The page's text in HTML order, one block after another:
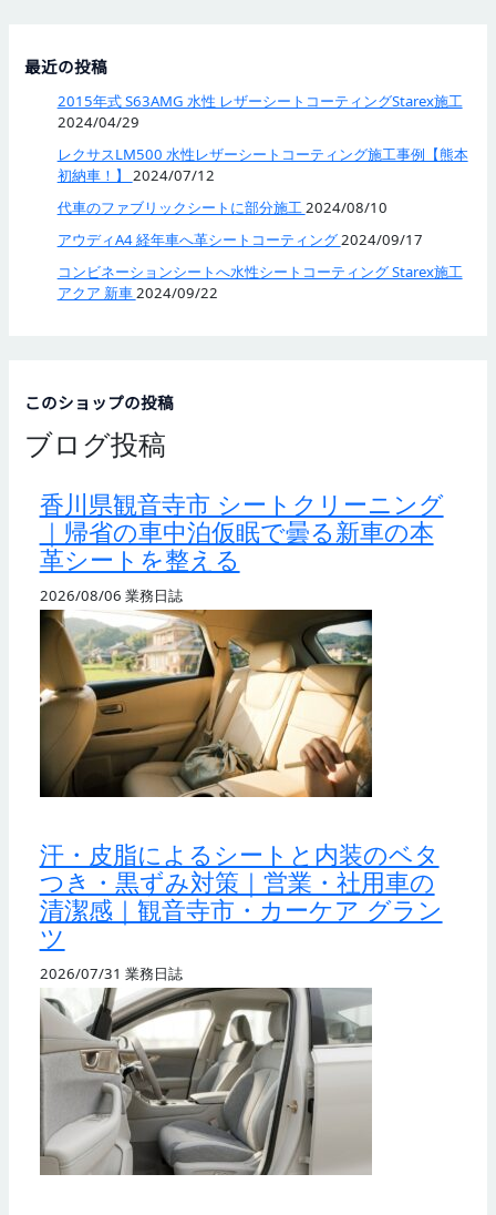
最近の投稿
2015年式 S63AMG 水性 レザーシートコーティングStarex施工
2024/04/29
レクサスLM500 水性レザーシートコーティング施工事例【熊本
初納車！】 2024/07/12
代車のファブリックシートに部分施工2024/08/10
アウディA4 経年車へ革シートコーティング2024/09/17
コンビネーションシートへ水性シートコーティング Starex施工
アクア 新車2024/09/22
このショップの投稿
ブログ投稿
香川県観音寺市 シートクリーニング
｜帰省の車中泊仮眠で曇る新車の本
革シートを整える
2026/08/06 業務日誌
汗・皮脂によるシートと内装のベタ
つき・黒ずみ対策｜営業・社用車の
清潔感｜観音寺市・カーケア グラン
ツ
2026/07/31 業務日誌